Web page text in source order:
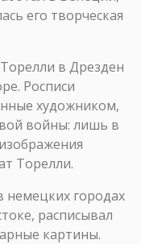
его творческая
Торелли в Дрезден
Росписи
художником,
войны: лишь в
Торелли.
немецких городах
расписывал
картины.